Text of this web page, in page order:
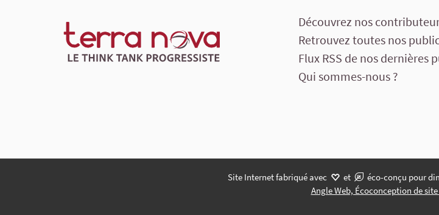
Découvrez nos
Retrouvez toutes nos
Flux RSS de nos dernières
Qui sommes-nous ?
Site Internet fabriqué avec et
éco-conçu pour
Angle Web, Écoconception de